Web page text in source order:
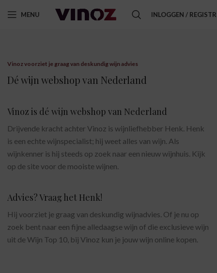
MENU INLOGGEN /
Vinoz voorziet je graag van deskundig wijn advies
Dé wijn webshop van Nederland
Vinoz is dé wijn webshop van Nederland
Drijvende kracht achter Vinoz is wijnliefhebber Henk. Henk
is een echte wijnspecialist; hij weet alles van wijn. Als
wijnkenner is hij steeds op zoek naar een nieuw wijnhuis. Kijk
op de site voor de mooiste wijnen.
Advies? Vraag het Henk!
Hij voorziet je graag van deskundig wijnadvies. Of je nu op
zoek bent naar een fijne alledaagse wijn of die exclusieve wijn
uit de Wijn Top 10, bij Vinoz kun je jouw wijn online kopen.